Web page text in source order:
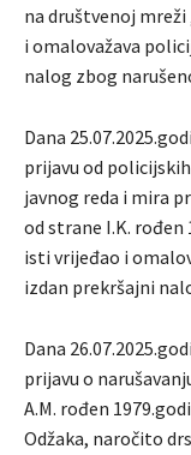
na društvenoj mreži
i omalovažava
nalog zbog
Dana
prijavu od
javnog reda i mira
od strane I.K. rođen
isti vrijeđao i
izdan prekršajni
Dana
prijavu o
A.M. rođen
Odžaka, naročito